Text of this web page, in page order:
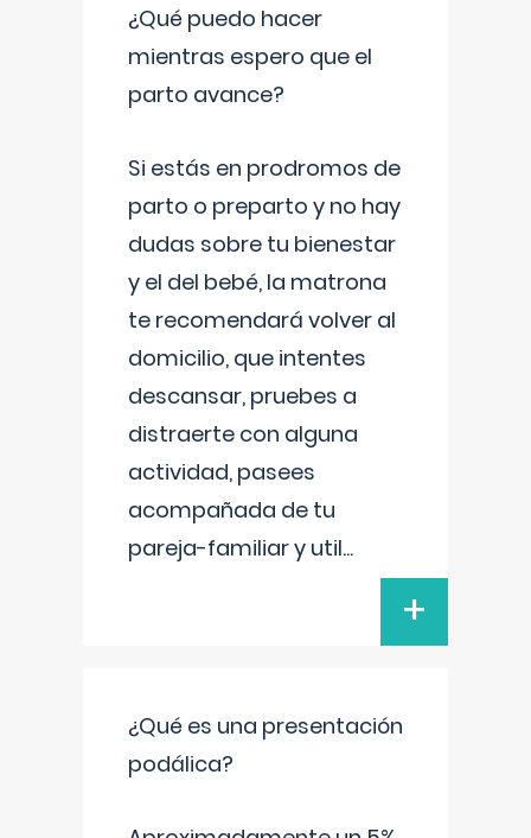
¿Qué puedo hacer
mientras espero que el
parto avance?
Si estás en prodromos de
parto o preparto y no hay
dudas sobre tu bienestar
y el del bebé, la matrona
te recomendará volver al
domicilio, que intentes
descansar, pruebes a
distraerte con alguna
actividad, pasees
acompañada de tu
pareja-familiar y util...
+
¿Qué es una presentación
podálica?